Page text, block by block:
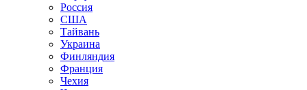
Россия
США
Тайвань
Украина
Финляндия
Франция
Чехия